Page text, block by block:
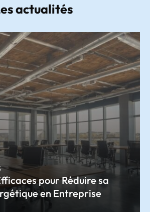
actualités
pour Réduire sa
en Entreprise